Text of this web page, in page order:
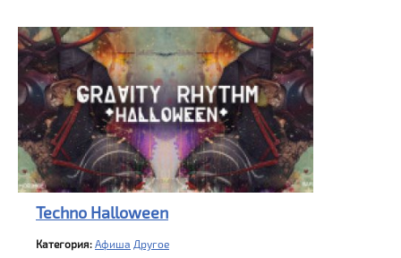
Techno Halloween
Категория: Афиша Другое